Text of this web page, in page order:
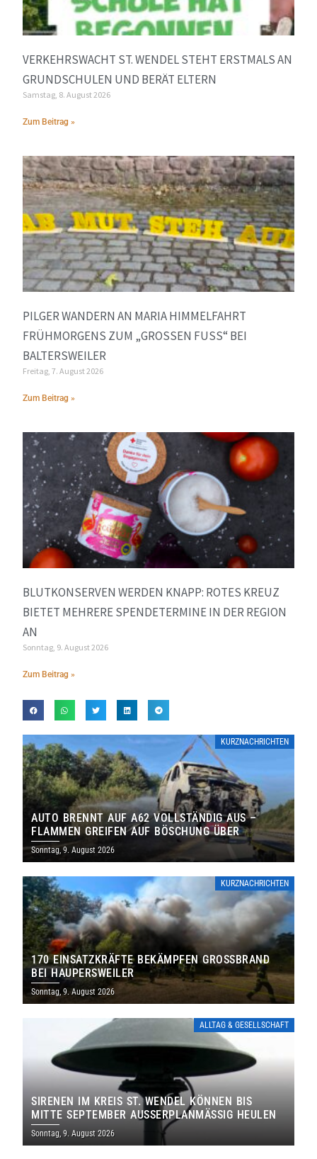
VERKEHRSWACHT ST. WENDEL STEHT ERSTMALS AN
GRUNDSCHULEN UND BERÄT ELTERN
Samstag, 8. August 2026
Zum Beitrag »
PILGER WANDERN AN MARIA HIMMELFAHRT
FRÜHMORGENS ZUM „GROSSEN FUSS“ BEI BA
LTERSWEILER
Freitag, 7. August 2026
Zum Beitrag »
BLUTKONSERVEN WERDEN KNAPP: ROTES KREUZ
BIETET MEHRERE SPENDETERMINE IN DER REGION
AN
Sonntag, 9. August 2026
Zum Beitrag »
KURZNACHRICHTEN
AUTO BRENNT AUF A62 VOLLSTÄNDIG AUS –
FLAMMEN GREIFEN AUF BÖSCHUNG ÜBER
Sonntag, 9. August 2026
KURZNACHRICHTEN
170 EINSATZKRÄFTE BEKÄMPFEN GROSSBRAND B
EI HAUPERSWEILER
Sonntag, 9. August 2026
ALLTAG & GESELLSCHAFT
SIRENEN IM KREIS ST. WENDEL KÖNNEN BIS
MITTE SEPTEMBER AUSSERPLANMÄSSIG HEULEN
Sonntag, 9. August 2026